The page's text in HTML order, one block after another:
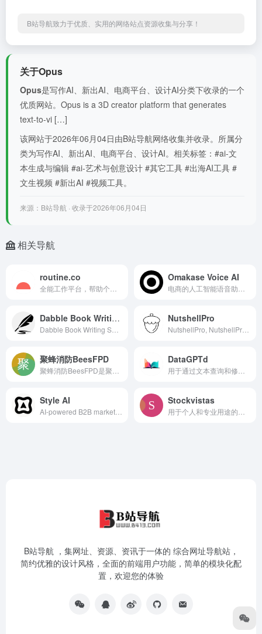
B站导航致力于优质、实用的网络站点资源收集与分享！
关于Opus
Opus是写作AI、新出AI、电商平台、设计AI分类下收录的一个
优质网站。Opus is a 3D creator platform that generates
text-to-vi […]
该网站于2026年06月04日由B站导航网络收集并收录。所属分
类为写作AI、新出AI、电商平台、设计AI。相关标签：#ai-文
本生成与编辑 #ai-艺术与创意设计 #其它工具 #出海AI工具 #
文生视频 #新出AI #视频工具。
来源：B站导航 · 收录于2026年06月04日
相关导航
routine.co Omakase Voice AI
Dabble Book Writing Software NutshellPro
聚蜂消防BeesFPD DataGPTd
Style AI Stockvistas
B站导航 ，集网址、资源、资讯于一体的 综合网址导航站，
简约优雅的设计风格，全面的前端用户功能，简单的模块化配
置，欢迎您的体验